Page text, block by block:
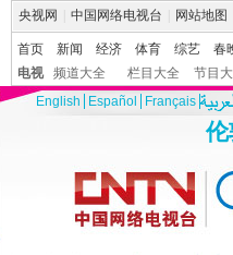
央视网 中国网络电视台 网站地图
首页 新闻 经济 体育 综艺 春
电视
频道大全 栏目大全 节目
English
Español Français